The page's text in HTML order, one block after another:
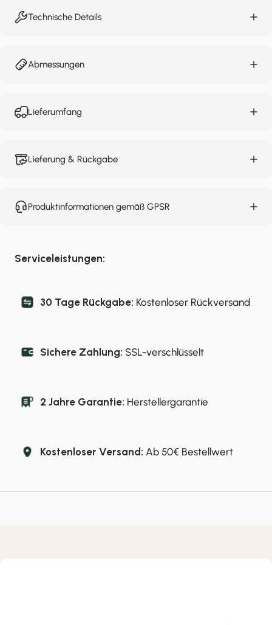
Technische Details
Abmessungen
Lieferumfang
Lieferung & Rückgabe
Produktinformationen gemäß GPSR
Serviceleistungen:
30 Tage Rückgabe: Kostenloser Rückversand
Sichere Zahlung: SSL-verschlüsselt
2 Jahre Garantie: Herstellergarantie
Kostenloser Versand: Ab 50€ Bestellwert